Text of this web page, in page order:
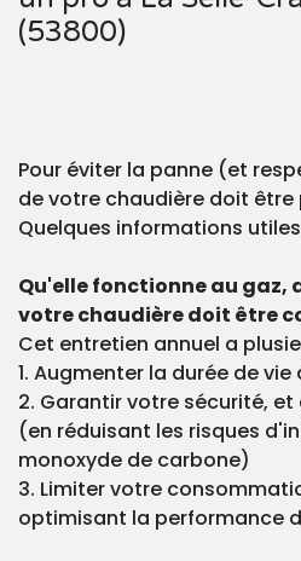
(53800)
Pour éviter la panne (et
de votre chaudière doit être
Quelques informations
Qu'elle fonctionne au gaz,
votre chaudière doit être
Cet entretien annuel a
1. Augmenter la durée de
2. Garantir votre sécurité, et
(en réduisant les risques
monoxyde de carbone)
3. Limiter votre
optimisant la performance